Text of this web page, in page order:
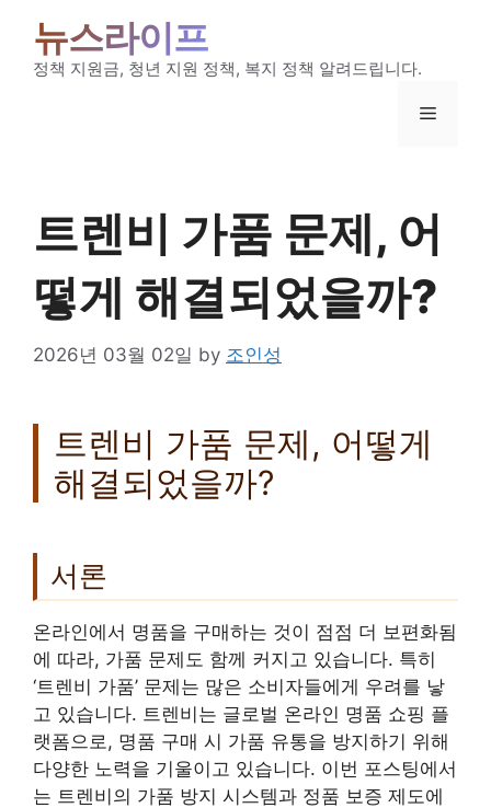
content
뉴스라이프
정책 지원금, 청년 지원 정책, 복지 정책 알려드립니다.
Menu
트렌비 가품 문제, 어
떻게 해결되었을까?
2026년 03월 02일 by 조인성
트렌비 가품 문제, 어떻게
해결되었을까?
서론
온라인에서 명품을 구매하는 것이 점점 더 보편화됨
에 따라, 가품 문제도 함께 커지고 있습니다. 특히
‘트렌비 가품’ 문제는 많은 소비자들에게 우려를 낳
고 있습니다. 트렌비는 글로벌 온라인 명품 쇼핑 플
랫폼으로, 명품 구매 시 가품 유통을 방지하기 위해
다양한 노력을 기울이고 있습니다. 이번 포스팅에서
는 트렌비의 가품 방지 시스템과 정품 보증 제도에